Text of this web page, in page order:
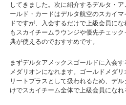
してきました。次に紹介するデルタ・
ールド・カードはデルタ航空のスカイ
ドですが、入会するだけで上級会員に
もスカイチームラウンジや優先チェッ
典が使えるのでおすすめです。
まずデルタアメックスゴールドに入会
メダリオンになれます。ゴールドメダ
リートプラスとして扱われるため、デ
けでスカイチーム全体で上級会員になれ